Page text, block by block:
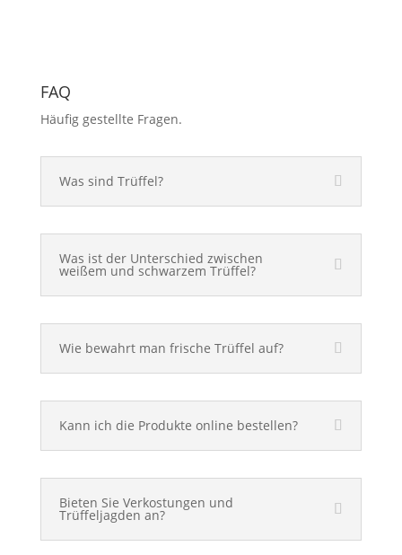
FAQ
Häufig gestellte Fragen.
Was sind Trüffel?
Was ist der Unterschied zwischen
weißem und schwarzem Trüffel?
Wie bewahrt man frische Trüffel auf?
Kann ich die Produkte online bestellen?
Bieten Sie Verkostungen und
Trüffeljagden an?